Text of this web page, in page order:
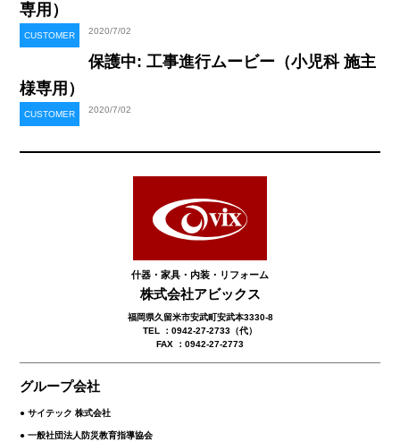
専用）
2020/7/02
CUSTOMER
保護中: 工事進行ムービー（小児科 施主
様専用）
2020/7/02
CUSTOMER
什器・家具・内装・リフォーム
株式会社アビックス
福岡県久留米市安武町安武本3330-8
TEL ：0942-27-2733（代）
FAX ：0942-27-2773
グループ会社
● サイテック 株式会社
● 一般社団法人防災教育指導協会